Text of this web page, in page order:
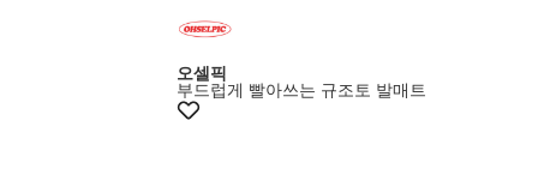
+10%쿠폰
오셀픽
부드럽게 빨아쓰는 규조토 발매트